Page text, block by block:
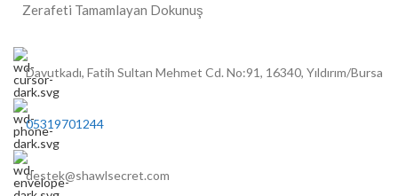
Zerafeti Tamamlayan Dokunuş
Davutkadı, Fatih Sultan Mehmet Cd. No:91, 16340, Yıldırım/Bursa
05319701244
destek@shawlsecret.com